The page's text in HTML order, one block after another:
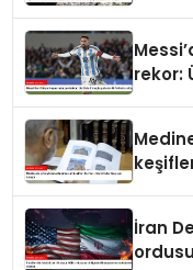
rekor:
İran